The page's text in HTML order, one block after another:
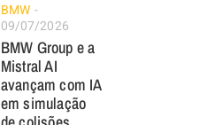
BMW
09/07/2026
BMW Group e a
Mistral AI
avançam com IA
em simulação